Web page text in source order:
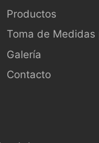
Productos
Toma de Medidas
Galería
Contacto